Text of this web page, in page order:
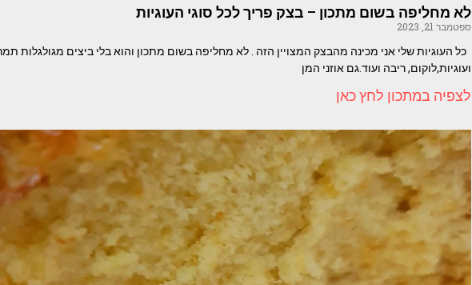
לא מחליפה בשום מתכון – בצק פריך לכל סוגי העוגיות
ספטמבר 21, 2023
כל העוגיות שלי אני מכינה מהבצק המצויין הזה . לא מחליפה בשום מתכון והוא בלי ביצים מגולגלות
ועוגיות,לוקום, ריבה ועוד.גם אוזני המן
לצפיה במתכון לחץ כאן